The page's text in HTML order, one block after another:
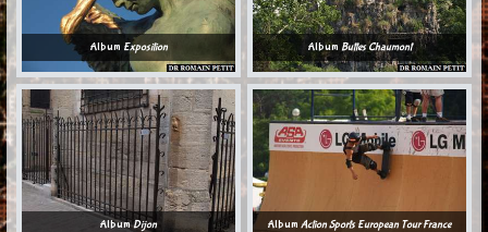
Album Exposition Album Buttes Chaumont
AlbumDijon Album Action Sports European Tour France